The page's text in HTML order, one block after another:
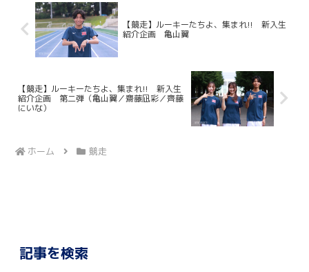
【競走】ルーキーたちよ、集まれ!! 新入生
紹介企画 亀山翼
【競走】ルーキーたちよ、集まれ!! 新入生
紹介企画 第二弾（亀山翼／齋藤凪彩／齊藤
にいな）
ホーム 競走
記事を検索